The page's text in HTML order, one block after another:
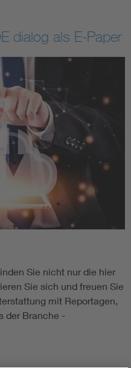
dialog als E-Paper
Sie nicht nur die hier
Sie sich und freuen Sie
mit Reportagen,
der Branche -